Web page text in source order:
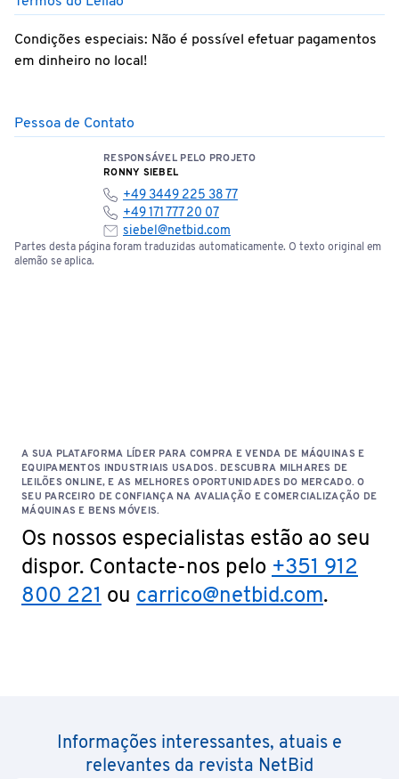
Condições especiais: Não é possível efetuar pagamentos
em dinheiro no local!
Pessoa de Contato
RESPONSÁVEL PELO PROJETO
RONNY SIEBEL
+49 3449 225 38 77
+49 171 777 20 07
siebel@netbid.com
Partes desta página foram traduzidas automaticamente. O texto original em
alemão se aplica.
A SUA PLATAFORMA LÍDER PARA COMPRA E VENDA DE MÁQUINAS E
EQUIPAMENTOS INDUSTRIAIS USADOS. DESCUBRA MILHARES DE
LEILÕES ONLINE, E AS MELHORES OPORTUNIDADES DO MERCADO. O
SEU PARCEIRO DE CONFIANÇA NA AVALIAÇÃO E COMERCIALIZAÇÃO DE
MÁQUINAS E BENS MÓVEIS.
Os nossos especialistas estão ao seu
dispor. Contacte-nos pelo +351 912
800 221 ou carrico@netbid.com.
Informações interessantes, atuais e
relevantes da revista NetBid